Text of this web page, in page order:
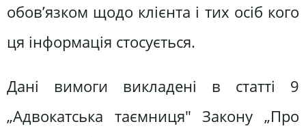
обов’язком щодо клієнта і тих осіб кого
ця інформація стосується.
Дані вимоги викладені в статті 9
„Адвокатська таємниця" Закону „Про